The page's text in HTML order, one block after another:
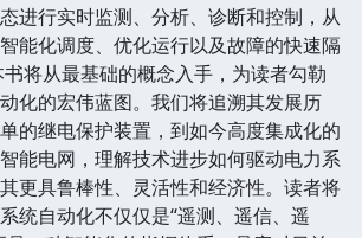
进行实时监测、分析、诊断和控制，从
能化调度、优化运行以及故障的快速隔
将从最基础的概念入手，为读者勾勒
化的宏伟蓝图。我们将追溯其发展历
的继电保护装置，到如今高度集成化的
能电网，理解技术进步如何驱动电力系
更具鲁棒性、灵活性和经济性。读者将
统自动化不仅仅是“遥测、遥信、遥